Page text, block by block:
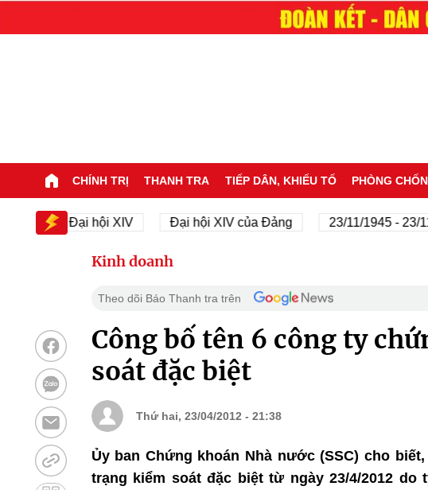
CHÍNH TRỊ THANH TRA TIẾP DÂN, KHIẾU TỐ PHÒNG
Đại hội XIV Đại hội XIV của Đảng 23/11/1945 - 23/11/
Kinh doanh
Theo dõi Báo Thanh tra trên
Công bố tên 6 công ty
soát đặc biệt
Thứ hai, 23/04/2012 - 21:38
Ủy ban Chứng khoán Nhà nước (SSC) cho
trạng kiểm soát đặc biệt từ ngày 23/4/2012